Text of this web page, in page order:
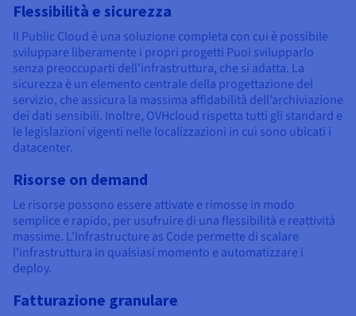
Flessibilità e sicurezza
Il Public Cloud è una soluzione completa con cui è possibile
sviluppare liberamente i propri progetti Puoi svilupparlo
senza preoccuparti dell'infrastruttura, che si adatta. La
sicurezza è un elemento centrale della progettazione del
servizio, che assicura la massima affidabilità dell’archiviazione
dei dati sensibili. Inoltre, OVHcloud rispetta tutti gli standard e
le legislazioni vigenti nelle localizzazioni in cui sono ubicati i
datacenter.
Risorse on demand
Le risorse possono essere attivate e rimosse in modo
semplice e rapido, per usufruire di una flessibilità e reattività
massime. L’Infrastructure as Code permette di scalare
l'infrastruttura in qualsiasi momento e automatizzare i
deploy.
Fatturazione granulare